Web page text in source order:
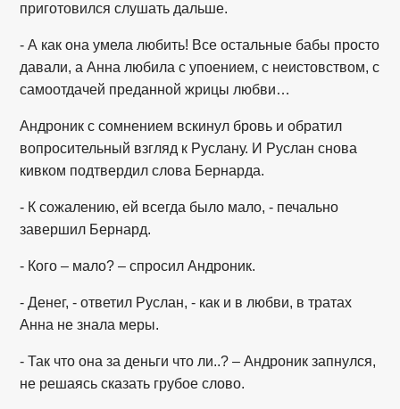
приготовился слушать дальше.
- А как она умела любить! Все остальные бабы просто
давали, а Анна любила с упоением, с неистовством, с
самоотдачей преданной жрицы любви…
Андроник с сомнением вскинул бровь и обратил
вопросительный взгляд к Руслану. И Руслан снова
кивком подтвердил слова Бернарда.
- К сожалению, ей всегда было мало, - печально
завершил Бернард.
- Кого – мало? – спросил Андроник.
- Денег, - ответил Руслан, - как и в любви, в тратах
Анна не знала меры.
- Так что она за деньги что ли..? – Андроник запнулся,
не решаясь сказать грубое слово.